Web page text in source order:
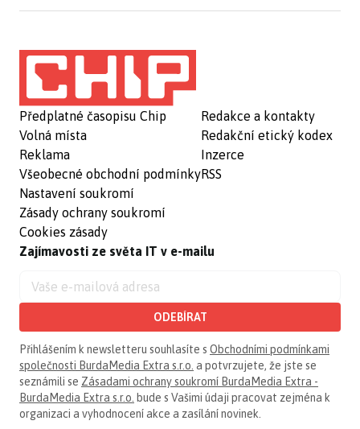
Předplatné časopisu Chip
Volná místa
Reklama
Všeobecné obchodní podmínky
Nastavení soukromí
Zásady ochrany soukromí
Cookies zásady
Redakce a kontakty
Redakční etický kodex
Inzerce
RSS
Zajímavosti ze světa IT v e-mailu
ODEBÍRAT
Přihlášením k newsletteru souhlasíte s Obchodními podmínkami
společnosti BurdaMedia Extra s.r.o. a potvrzujete, že jste se
seznámili se Zásadami ochrany soukromí BurdaMedia Extra -
BurdaMedia Extra s.r.o. bude s Vašimi údaji pracovat zejména k
organizaci a vyhodnocení akce a zasílání novinek.